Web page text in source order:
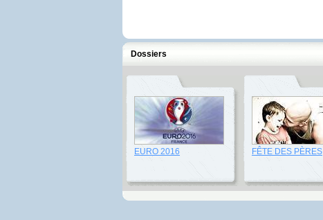
Dossiers
EURO 2016 FÊTE DES PÈRES